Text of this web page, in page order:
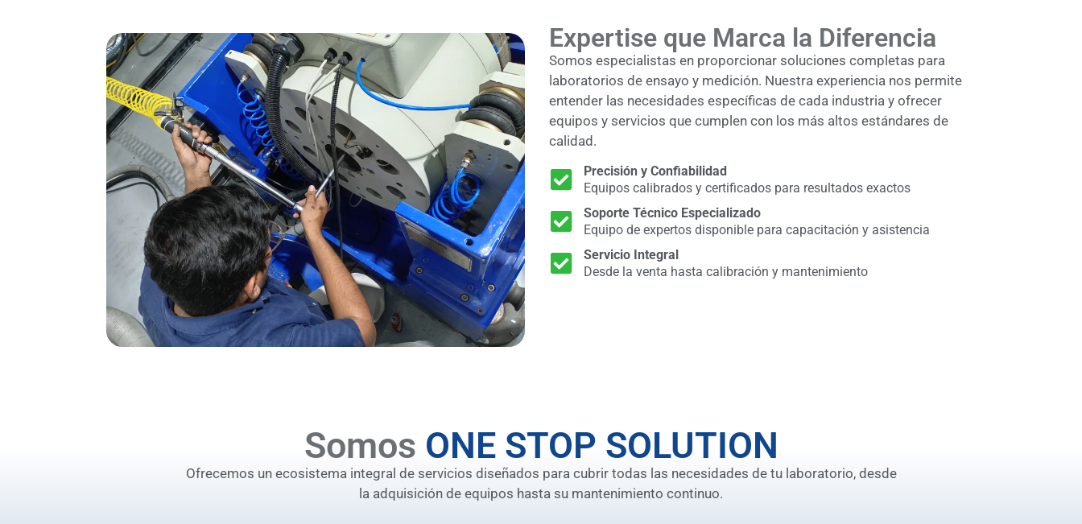
Expertise que Marca la Diferencia
Somos especialistas en proporcionar soluciones completas para
laboratorios de ensayo y medición. Nuestra experiencia nos permite
entender las necesidades específicas de cada industria y ofrecer
equipos y servicios que cumplen con los más altos estándares de
calidad.
Precisión y Confiabilidad
Equipos calibrados y certificados para resultados exactos
Soporte Técnico Especializado
Equipo de expertos disponible para capacitación y asistencia
Servicio Integral
Desde la venta hasta calibración y mantenimiento
Somos ONE STOP SOLUTION
Ofrecemos un ecosistema integral de servicios diseñados para cubrir todas las necesidades de tu laboratorio, desde
la adquisición de equipos hasta su mantenimiento continuo.